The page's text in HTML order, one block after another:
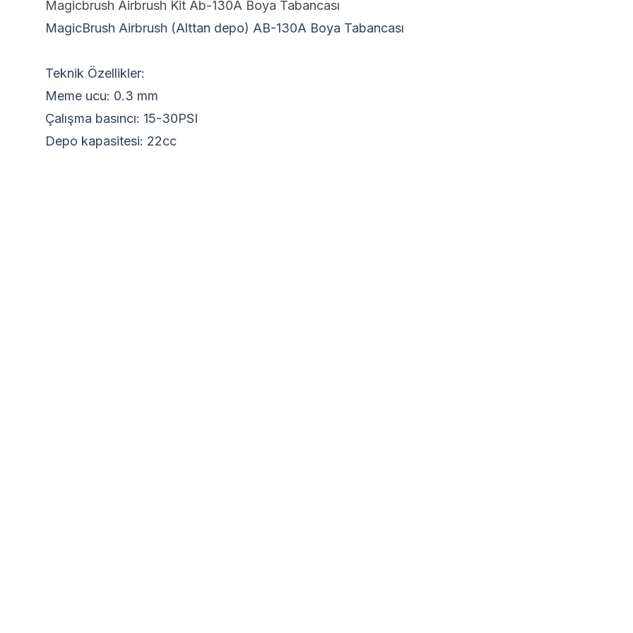
Magicbrush Airbrush Kit Ab-130A Boya Tabancası
MagicBrush Airbrush (Alttan depo) AB-130A Boya Tabancası
Teknik Özellikler:
Meme ucu: 0.3 mm
Çalışma basıncı: 15-30PSI
Depo kapasitesi: 22cc